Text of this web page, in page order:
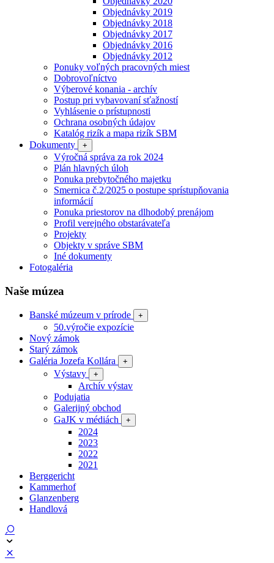
Objednávky 2019
Objednávky 2018
Objednávky 2017
Objednávky 2016
Objednávky 2012
Ponuky voľných pracovných miest
Dobrovoľníctvo
Výberové konania - archív
Postup pri vybavovaní sťažností
Vyhlásenie o prístupnosti
Ochrana osobných údajov
Katalóg rizík a mapa rizík SBM
Dokumenty
+
Výročná správa za rok 2024
Plán hlavných úloh
Ponuka prebytočného majetku
Smernica č.2/2025 o postupe sprístupňovania
informácií
Ponuka priestorov na dlhodobý prenájom
Profil verejného obstarávateľa
Projekty
Objekty v správe SBM
Iné dokumenty
Fotogaléria
Naše múzea
Banské múzeum v prírode +
50.výročie expozície
Nový zámok
Starý zámok
Galéria Jozefa Kollára
+
Výstavy +
Archív výstav
Podujatia
Galerijný obchod
GaJK v médiách
+
2024
2023
2022
2021
Berggericht
Kammerhof
Glanzenberg
Handlová